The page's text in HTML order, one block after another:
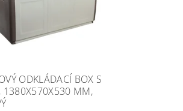
ODKLÁDACÍ BOX S
1380X570X530 MM,